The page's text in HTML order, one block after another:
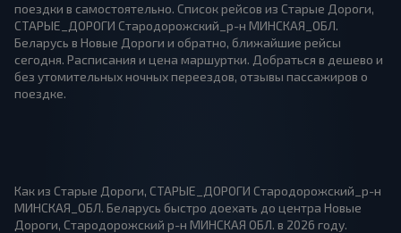
поездки в самостоятельно. Список рейсов из Старые Дороги,
СТАРЫЕ_ДОРОГИ Стародорожский_р-н МИНСКАЯ_ОБЛ.
Беларусь в Новые Дороги и обратно, ближайшие рейсы
сегодня. Расписания и цена маршуртки. Добраться в дешево и
без утомительных ночных переездов, отзывы пассажиров о
поездке.
Как из Старые Дороги, СТАРЫЕ_ДОРОГИ Стародорожский_р-н
МИНСКАЯ_ОБЛ. Беларусь быстро доехать до центра Новые
Дороги, Стародорожский р-н МИНСКАЯ ОБЛ. в 2026 году.